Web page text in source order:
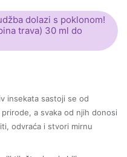
dolazi s poklonom!
trava) 30 ml do
insekata sastoji se od
a svaka od njih donosi
odvraća i stvori mirnu